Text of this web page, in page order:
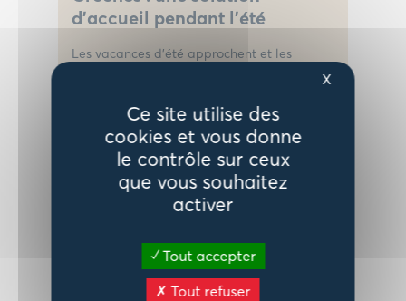
X
Ce site utilise des
cookies et vous donne
le contrôle sur ceux
que vous souhaitez
activer
Tout accepter
Tout refuser
d’accueil pendant l’été
Les vacances d'été approchent et les
27 juillet au 28 août 2026, avec une
réouverture des crèches le mercredi 25 août.